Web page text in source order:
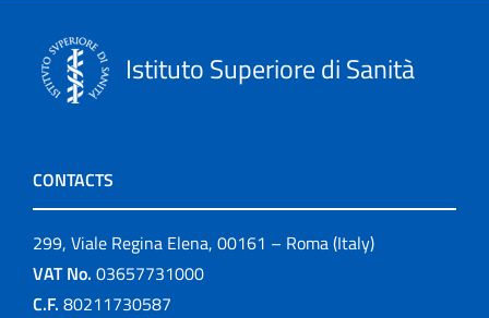
Istituto Superiore di Sanità
CONTACTS
299, Viale Regina Elena, 00161 – Roma (Italy)
VAT No. 03657731000
C.F. 80211730587